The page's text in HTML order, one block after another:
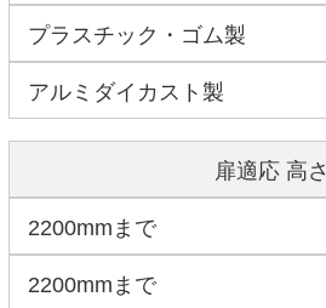
プラスチック・ゴム製
アルミダイカスト製
扉適応 高さ
2200mmまで
2200mmまで